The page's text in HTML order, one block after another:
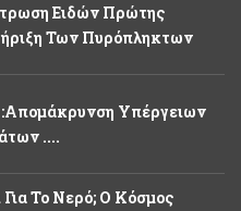
Ειδών Πρώτης
Των Πυρόπληκτων
Υπέργειων
....
Το Νερό; Ο Κόσμος